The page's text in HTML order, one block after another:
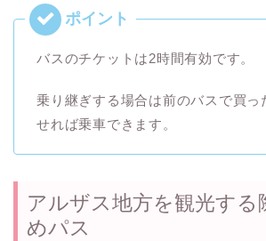
バスのチケットは2時間有効です。
乗り継ぎする場合は前のバスで買っ
せれば乗車できます。
アルザス地方を観光する
めパス